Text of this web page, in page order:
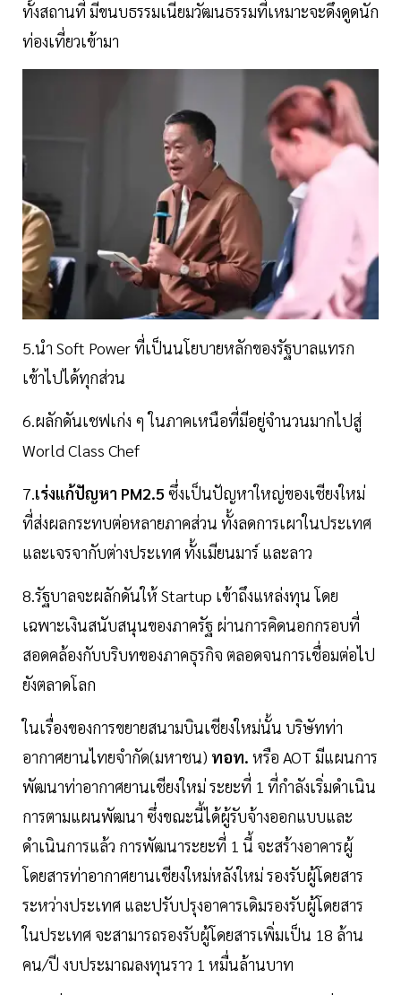
ทั้งสถานที่ มีขนบธรรมเนียมวัฒนธรรมที่เหมาะจะดึงดูดนัก
ท่องเที่ยวเข้ามา
5.นำ Soft Power ที่เป็นนโยบายหลักของรัฐบาลแทรก
เข้าไปได้ทุกส่วน
6.ผลักดันเชฟเก่ง ๆ ในภาคเหนือที่มีอยู่จำนวนมากไปสู่
World Class Chef
7.เร่งแก้ปัญหา PM2.5 ซึ่งเป็นปัญหาใหญ่ของเชียงใหม่
ที่ส่งผลกระทบต่อหลายภาคส่วน ทั้งลดการเผาในประเทศ
และเจรจากับต่างประเทศ ทั้งเมียนมาร์ และลาว
8.รัฐบาลจะผลักดันให้ Startup เข้าถึงแหล่งทุน โดย
เฉพาะเงินสนับสนุนของภาครัฐ​ ผ่านการคิดนอกกรอบที่
สอดคล้องกับบริบทของภาคธุรกิจ ตลอดจนการเชื่อมต่อไป
ยังตลาดโลก
ในเรื่องของการขยายสนามบินเชียงใหม่นั้น บริษัทท่า
อากาศยานไทยจำกัด(มหาชน) ทอท. หรือ AOT มีแผนการ
พัฒนาท่าอากาศยานเชียงใหม่ ระยะที่ 1 ที่กำลังเริ่มดำเนิน
การตามแผนพัฒนา ซึ่งขณะนี้ได้ผู้รับจ้างออกแบบและ
ดำเนินการแล้ว การพัฒนาระยะที่ 1 นี้ จะสร้างอาคารผู้
โดยสารท่าอากาศยานเชียงใหม่หลังใหม่ รองรับผู้โดยสาร
ระหว่างประเทศ และปรับปรุงอาคารเดิมรองรับผู้โดยสาร
ในประเทศ จะสามารถรองรับผู้โดยสารเพิ่มเป็น 18 ล้าน
คน/ปี งบประมาณลงทุนราว 1 หมื่นล้านบาท